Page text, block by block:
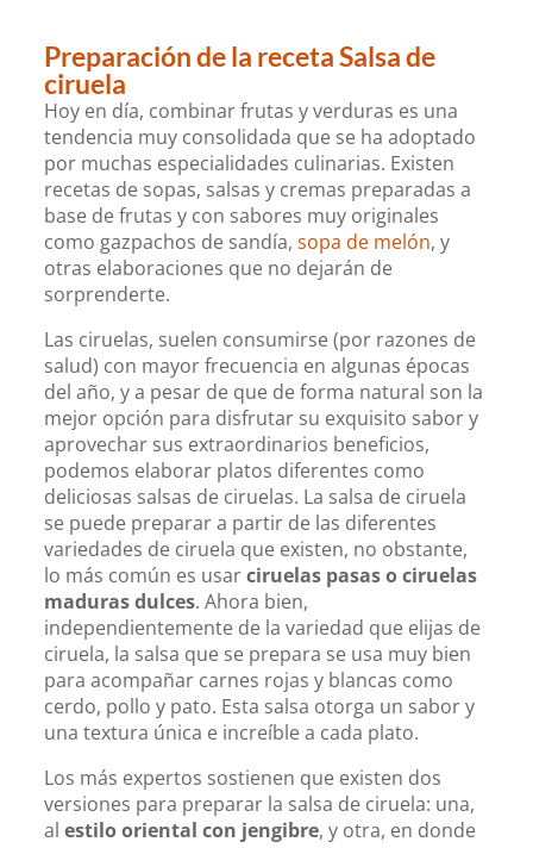
Preparación de la receta Salsa de
ciruela
Hoy en día, combinar frutas y verduras es una
tendencia muy consolidada que se ha adoptado
por muchas especialidades culinarias. Existen
recetas de sopas, salsas y cremas preparadas a
base de frutas y con sabores muy originales
como gazpachos de sandía,sopa de melón, y
otras elaboraciones que no dejarán de
sorprenderte.
Las ciruelas, suelen consumirse (por razones de
salud) con mayor frecuencia en algunas épocas
del año, y a pesar de que de forma natural son la
mejor opción para disfrutar su exquisito sabor y
aprovechar sus extraordinarios beneficios,
podemos elaborar platos diferentes como
deliciosas salsas de ciruelas. La salsa de ciruela
se puede preparar a partir de las diferentes
variedades de ciruela que existen, no obstante,
lo más común es usarciruelas pasas o ciruelas
maduras dulces. Ahora bien,
independientemente de la variedad que elijas de
ciruela, la salsa que se prepara se usa muy bien
para acompañar carnes rojas y blancas como
cerdo, pollo y pato. Esta salsa otorga un sabor y
una textura única e increíble a cada plato.
Los más expertos sostienen que existen dos
versiones para preparar la salsa de ciruela: una,
alestilo oriental con jengibre, y otra, en donde